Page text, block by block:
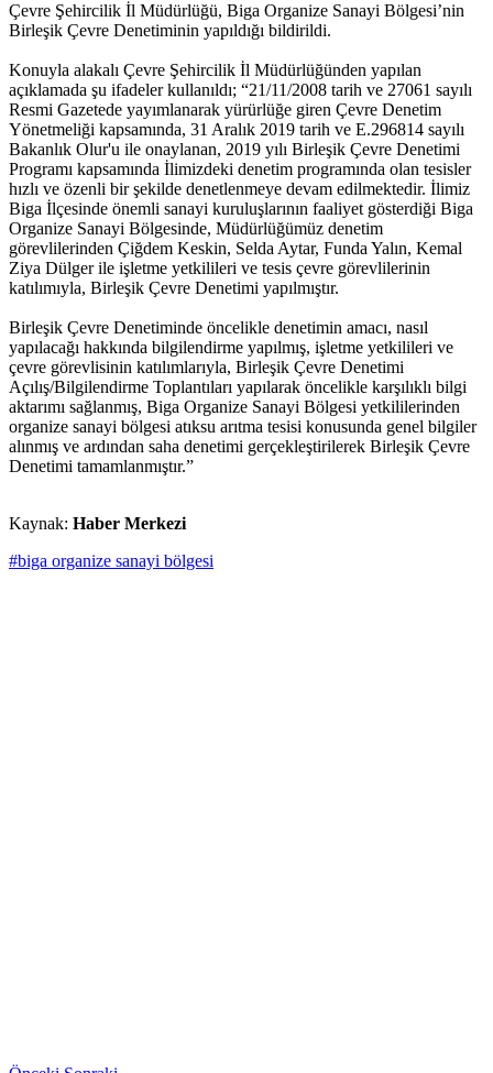
Çevre Şehircilik İl Müdürlüğü, Biga Organize Sanayi Bölgesi’nin
Birleşik Çevre Denetiminin yapıldığı bildirildi.
Konuyla alakalı Çevre Şehircilik İl Müdürlüğünden yapılan
açıklamada şu ifadeler kullanıldı; “21/11/2008 tarih ve 27061 sayılı
Resmi Gazetede yayımlanarak yürürlüğe giren Çevre Denetim
Yönetmeliği kapsamında, 31 Aralık 2019 tarih ve E.296814 sayılı
Bakanlık Olur'u ile onaylanan, 2019 yılı Birleşik Çevre Denetimi
Programı kapsamında İlimizdeki denetim programında olan tesisler
hızlı ve özenli bir şekilde denetlenmeye devam edilmektedir. İlimiz
Biga İlçesinde önemli sanayi kuruluşlarının faaliyet gösterdiği Biga
Organize Sanayi Bölgesinde, Müdürlüğümüz denetim
görevlilerinden Çiğdem Keskin, Selda Aytar, Funda Yalın, Kemal
Ziya Dülger ile işletme yetkilileri ve tesis çevre görevlilerinin
katılımıyla, Birleşik Çevre Denetimi yapılmıştır.
Birleşik Çevre Denetiminde öncelikle denetimin amacı, nasıl
yapılacağı hakkında bilgilendirme yapılmış, işletme yetkilileri ve
çevre görevlisinin katılımlarıyla, Birleşik Çevre Denetimi
Açılış/Bilgilendirme Toplantıları yapılarak öncelikle karşılıklı bilgi
aktarımı sağlanmış, Biga Organize Sanayi Bölgesi yetkililerinden
organize sanayi bölgesi atıksu arıtma tesisi konusunda genel bilgiler
alınmış ve ardından saha denetimi gerçekleştirilerek Birleşik Çevre
Denetimi tamamlanmıştır.”
Kaynak: Haber Merkezi
#biga organize sanayi bölgesi